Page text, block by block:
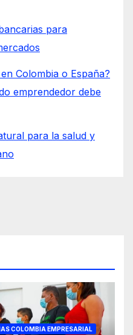
para
Colombia o España?
emprendedor debe
para la salud y
COLOMBIA EMPRESARIAL